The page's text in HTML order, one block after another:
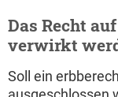
Das Recht
verwirkt
Soll ein